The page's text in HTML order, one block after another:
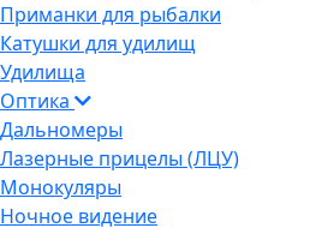
Приманки для рыбалки
Катушки для удилищ
Удилища
Оптика
Дальномеры
Лазерные прицелы (ЛЦУ)
Монокуляры
Ночное видение